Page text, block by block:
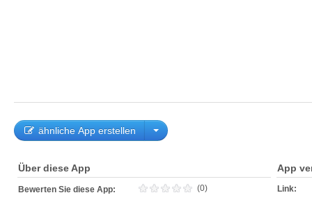
ähnliche App erstellen
Über diese App
Bewerten Sie diese App: (0)
App
Link: